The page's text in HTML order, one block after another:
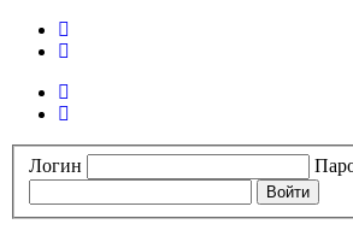
Логин